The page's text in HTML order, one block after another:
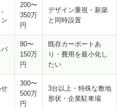
200〜
350万
円
デザイン重視・新築
と同時設置
80〜
150万
円
既存カーポートあ
り・費用を最小化し
たい
300〜
500万
円
3台以上・特殊な敷地
形状・企業駐車場